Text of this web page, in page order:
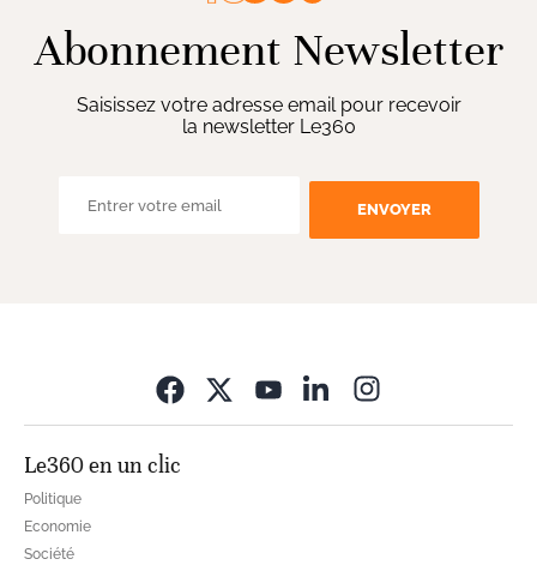
Abonnement Newsletter
Saisissez votre adresse email pour recevoir
la newsletter Le360
ENVOYER
Le360 en un clic
Politique
Economie
Société